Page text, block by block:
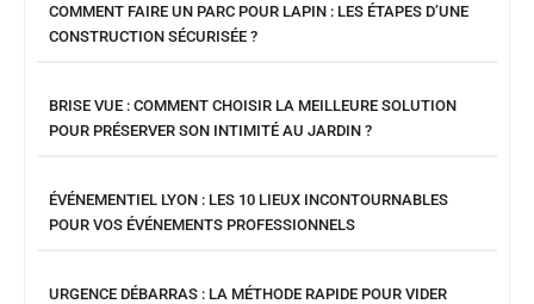
COMMENT FAIRE UN PARC POUR LAPIN : LES ÉTAPES D’UNE
CONSTRUCTION SÉCURISÉE ?
BRISE VUE : COMMENT CHOISIR LA MEILLEURE SOLUTION
POUR PRÉSERVER SON INTIMITÉ AU JARDIN ?
ÉVÉNEMENTIEL LYON : LES 10 LIEUX INCONTOURNABLES
POUR VOS ÉVÉNEMENTS PROFESSIONNELS
URGENCE DÉBARRAS : LA MÉTHODE RAPIDE POUR VIDER